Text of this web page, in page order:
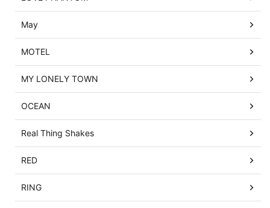
May
MOTEL
MY LONELY TOWN
OCEAN
Real Thing Shakes
RED
RING